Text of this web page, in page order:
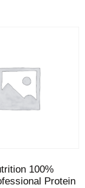
100%
Protein